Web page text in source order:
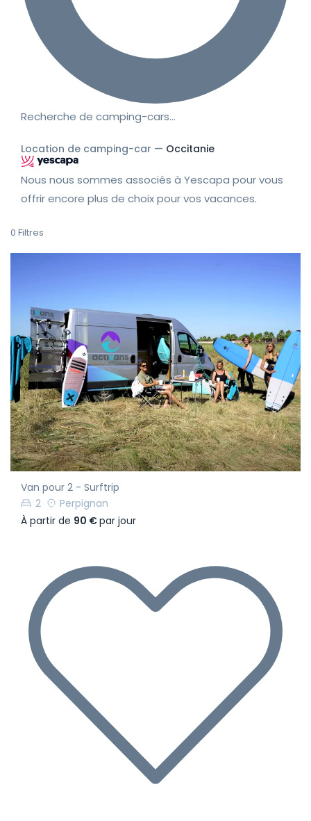
Recherche de camping-cars…
Location de camping-car — Occitanie
Nous nous sommes associés à Yescapa pour vous
offrir encore plus de choix pour vos vacances.
0 Filtres
Van pour 2 - Surftrip
2
Perpignan
À partir de 90 €par jour